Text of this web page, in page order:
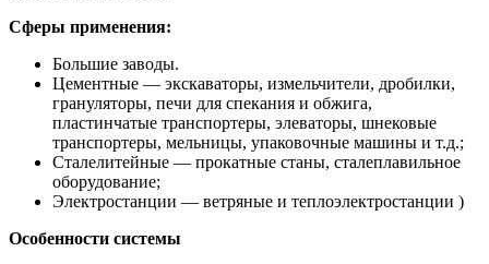
Сферы применения:
Большие заводы.
Цементные — экскаваторы, измельчители, дробилки,
грануляторы, печи для спекания и обжига,
пластинчатые транспортеры, элеваторы, шнековые
транспортеры, мельницы, упаковочные машины и т.д.;
Сталелитейные — прокатные станы, сталеплавильное
оборудование;
Электростанции — ветряные и теплоэлектростанции )
Особенности системы